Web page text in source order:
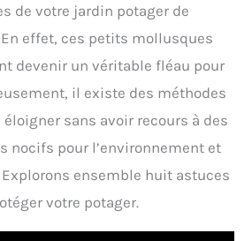
de votre jardin potager de
effet, ces petits mollusques
devenir un véritable fléau pour
il existe des méthodes
sans avoir recours à des
nocifs pour l’environnement et
ensemble huit astuces
votre potager.